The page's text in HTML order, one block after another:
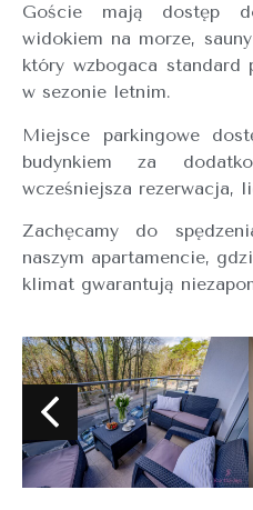
Goście mają dostęp
widokiem na morze,
który wzbogaca standard
w sezonie letnim.
Miejsce parkingowe
budynkiem za
wcześniejsza rezerwacja,
Zachęcamy do
naszym apartamencie,
klimat gwarantują